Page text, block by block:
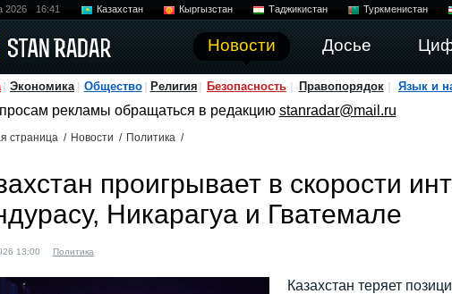
2026 16:41 Казахстан Кыргызстан Таджикистан Туркменистан
Новости Досье
Экономика Общество Религия Безопасность Правопорядок Язык и
рекламы обращаться в редакцию stanradar@mail.ru
страница / Новости / Политика /
проигрывает в скорости
Никарагуа и Гватемале
13:00 Политика
Казахстан теряет